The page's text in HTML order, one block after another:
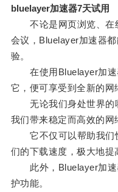
bluelayer加速器7天试用
不论是网页浏览、在
会议，Bluelayer加速器
验。
在使用Bluelayer加速
它，便可享受到全新的网
无论我们身处世界的
我们带来稳定而高效的网
它不仅可以帮助我们
们的下载速度，极大地提
此外，Bluelayer加速
护功能。